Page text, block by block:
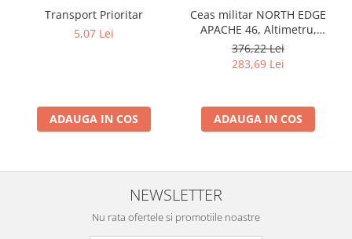
Transport Prioritar
5,07 Lei
ADAUGA IN COS
Ceas militar NORTH EDGE
APACHE 46, Altimetru,
Barometru, Cronometru,
Termometru, Pedometru,
376,22 Lei
283,69 Lei
ADAUGA IN COS
NEWSLETTER
Nu rata ofertele si promotiile noastre